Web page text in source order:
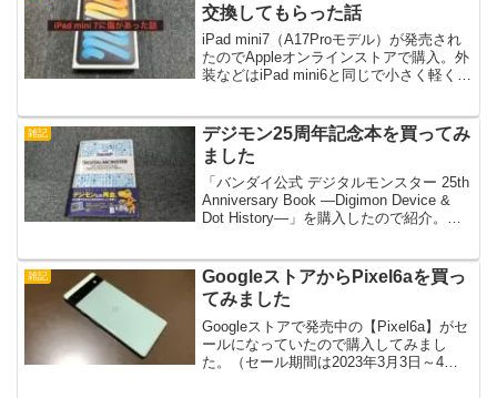
交換してもらった話
iPad mini7（A17Proモデル）が発売され
たのでAppleオンラインストアで購入。外
装などはiPad mini6と同じで小さく軽く使
に初期傷がついていました。...
雑記
デジモン25周年記念本を買ってみ
ました
「バンダイ公式 デジタルモンスター 25th
Anniversary Book ―Digimon Device &
Dot History―」を購入したので紹介。デ
いて...
雑記
GoogleストアからPixel6aを買っ
てみました
Googleストアで発売中の【Pixel6a】がセ
ールになっていたので購入してみまし
た。（セール期間は2023年3月3日～4月2